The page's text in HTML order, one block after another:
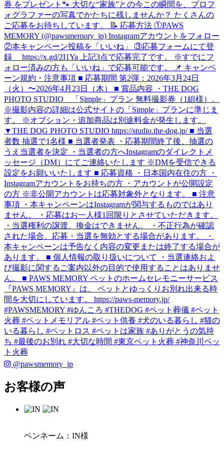
@pawsmemory_jp
お客様の声
ペンネーム：IN様